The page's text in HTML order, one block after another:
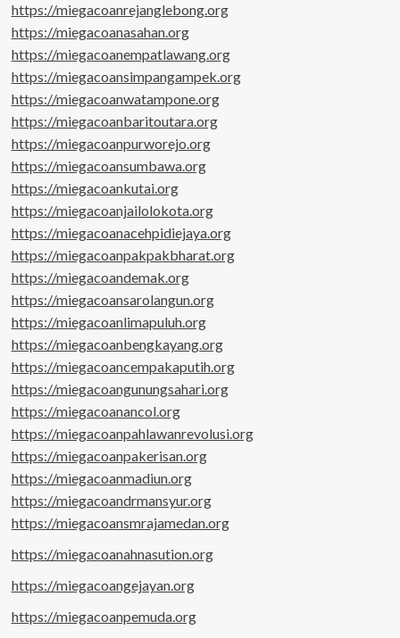
https://miegacoanrejanglebong.org
https://miegacoanasahan.org
https://miegacoanempatlawang.org
https://miegacoansimpangampek.org
https://miegacoanwatampone.org
https://miegacoanbaritoutara.org
https://miegacoanpurworejo.org
https://miegacoansumbawa.org
https://miegacoankutai.org
https://miegacoanjailolokota.org
https://miegacoanacehpidiejaya.org
https://miegacoanpakpakbharat.org
https://miegacoandemak.org
https://miegacoansarolangun.org
https://miegacoanlimapuluh.org
https://miegacoanbengkayang.org
https://miegacoancempakaputih.org
https://miegacoangunungsahari.org
https://miegacoanancol.org
https://miegacoanpahlawanrevolusi.org
https://miegacoanpakerisan.org
https://miegacoanmadiun.org
https://miegacoandrmansyur.org
https://miegacoansmrajamedan.org
https://miegacoanahnasution.org
https://miegacoangejayan.org
https://miegacoanpemuda.org